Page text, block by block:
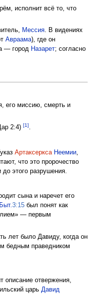
исполнит всё то, что
Мессия. В видениях
Авраама), где он
— город Назарет; согласно
его миссию, смерть и
2:4)[1]
Артаксеркса Неемии
что это пророчество
этого разрушения.
сына и наречет его
Быт.3:15 был понят как
— первым
лет было Давиду, когда он
бедным праведником
описание отвержения,
царьДавид